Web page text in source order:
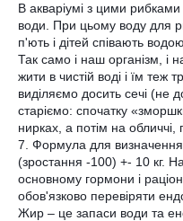
В акваріумі з цими
води. При цьому воду для
п'ють і дітей співають
Так само і наш організм, і
жити в чистій воді і їм
виділяємо досить сечі (не
старіємо: спочатку
нирках, а потім на обличчі,
7. Формула для
(зростання -100) +- 10 кг.
основному гормони і
обов'язково перевіряти
Жир – це запаси води та